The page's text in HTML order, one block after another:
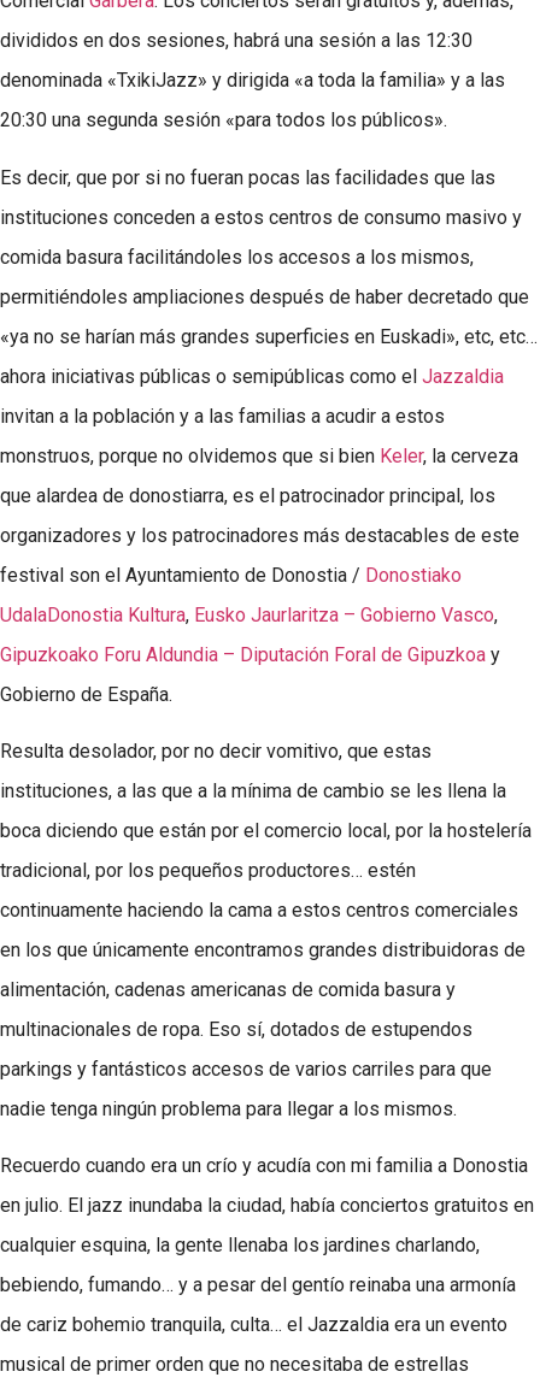
divididos en dos sesiones, habrá una sesión a las 12:30
denominada «TxikiJazz» y dirigida «a toda la familia» y a las
20:30 una segunda sesión «para todos los públicos».
Es decir, que por si no fueran pocas las facilidades que las
instituciones conceden a estos centros de consumo masivo y
comida basura facilitándoles los accesos a los mismos,
permitiéndoles ampliaciones después de haber decretado que
«ya no se harían más grandes superficies en Euskadi», etc, etc…
ahora iniciativas públicas o semipúblicas como el Jazzaldia
invitan a la población y a las familias a acudir a estos
monstruos, porque no olvidemos que si bien Keler, la cerveza
que alardea de donostiarra, es el patrocinador principal, los
organizadores y los patrocinadores más destacables de este
festival son el Ayuntamiento de Donostia / Donostiako
UdalaDonostia Kultura, Eusko Jaurlaritza – Gobierno Vasco,
Gipuzkoako Foru Aldundia – Diputación Foral de Gipuzkoa y
Gobierno de España.
Resulta desolador, por no decir vomitivo, que estas
instituciones, a las que a la mínima de cambio se les llena la
boca diciendo que están por el comercio local, por la hostelería
tradicional, por los pequeños productores… estén
continuamente haciendo la cama a estos centros comerciales
en los que únicamente encontramos grandes distribuidoras de
alimentación, cadenas americanas de comida basura y
multinacionales de ropa. Eso sí, dotados de estupendos
parkings y fantásticos accesos de varios carriles para que
nadie tenga ningún problema para llegar a los mismos.
Recuerdo cuando era un crío y acudía con mi familia a Donostia
en julio. El jazz inundaba la ciudad, había conciertos gratuitos en
cualquier esquina, la gente llenaba los jardines charlando,
bebiendo, fumando… y a pesar del gentío reinaba una armonía
de cariz bohemio tranquila, culta… el Jazzaldia era un evento
musical de primer orden que no necesitaba de estrellas